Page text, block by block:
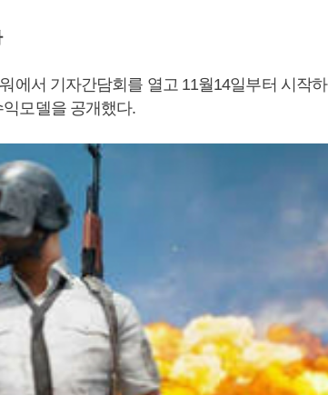
에서 기자간담회를 열고 11월14일부터 시작하
모델을 공개했다.